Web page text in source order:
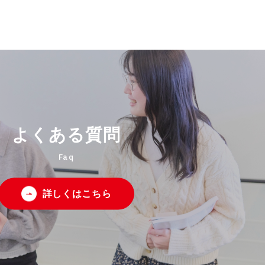
よくある質問
Faq
詳しくはこちら